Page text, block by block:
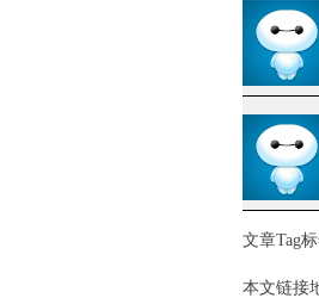
文章Tag标
本文链接